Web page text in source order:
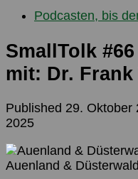
Podcasten, bis
SmallTolk
mit: Dr.
Published 29. Oktober
2025
Auenland &